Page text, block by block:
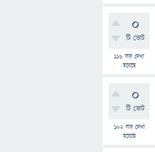
0
টি ভোট
116 বার দেখা
হয়েছে
0
টি ভোট
102বার দেখা
হয়েছে